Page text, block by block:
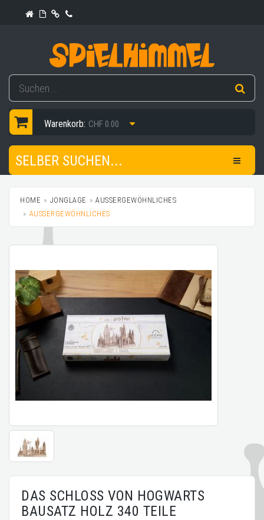
Warenkorb: CHF 0.00
SELBER SUCHEN...
HOME JONGLAGE
AUSSERGEWÖHNLICHES
AUSSERGEWÖHNLICHES
DAS SCHLOSS VON HOGWARTS
BAUSATZ HOLZ 340 TEILE